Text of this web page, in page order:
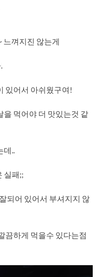
느껴지진 않는게
있어서 아쉬웠구여!
을 먹어야 더 맛있는것 같
..
실패;;
되어 있어서 부셔지지 않
끔하게 먹을수 있다는점